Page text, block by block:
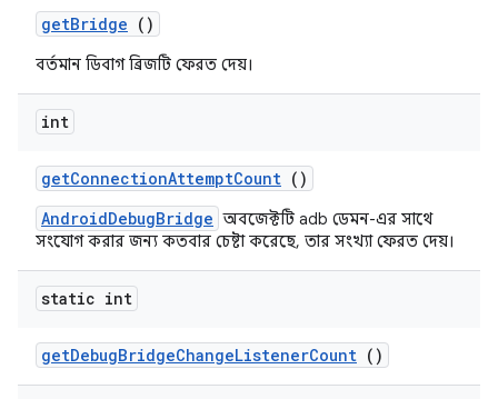
getBridge ()
বর্তমান ডিবাগ ব্রিজটি ফেরত দেয়।
int
getConnectionAttemptCount ()
AndroidDebugBridge অবজেক্টটি adb ডেমন-এর সাথে
সংযোগ করার জন্য কতবার চেষ্টা করেছে, তার সংখ্যা ফেরত দেয়।
static int
getDebugBridgeChangeListenerCount ()